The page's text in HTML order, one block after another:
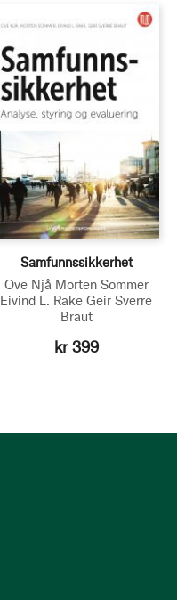
Samfunnssikkerhet
Ove Njå Morten Sommer
Eivind L. Rake Geir Sverre
Braut
kr 399